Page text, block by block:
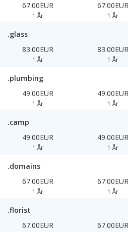
67.00EUR
1 År
67.00EUR
1 År
.glass
83.00EUR
1 År
83.00EUR
1 År
.plumbing
49.00EUR
1 År
49.00EUR
1 År
.camp
49.00EUR
1 År
49.00EUR
1 År
.domains
67.00EUR
1 År
67.00EUR
1 År
.florist
67.00EUR
67.00EUR